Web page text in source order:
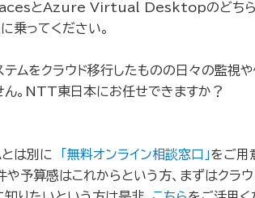
とAzure Virtual Desktopのどちら
乗ってください。
ムをクラウド移行したものの日々の監視
ん。NTT東日本にお任せできますか？
は別に 「無料オンライン相談窓口」をご用
や予算感はこれからという方、まずはクラ